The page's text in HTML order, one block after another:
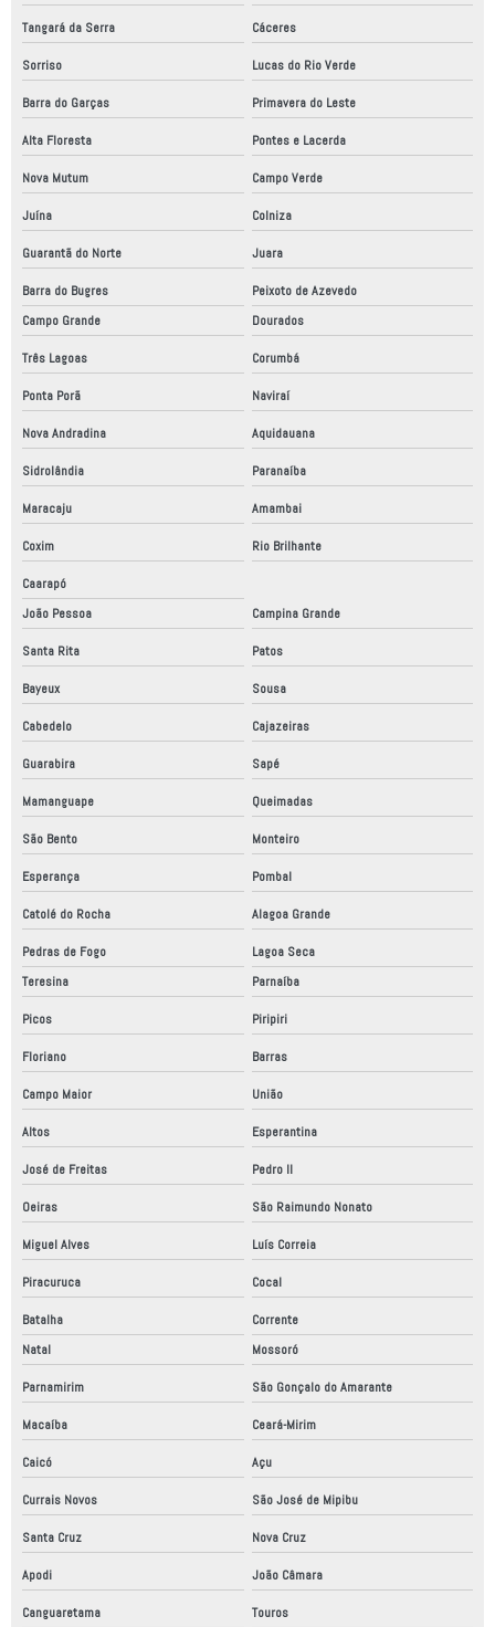
Tangará da Serra Cáceres
Sorriso Lucas do Rio Verde
Barra do Garças Primavera do Leste
Alta Floresta Pontes e Lacerda
Nova Mutum Campo Verde
Juína Colniza
Guarantã do Norte Juara
Barra do Bugres
Peixoto de Azevedo
Campo Grande
Dourados
Três Lagoas Corumbá
Ponta Porã Naviraí
Nova Andradina Aquidauana
Sidrolândia Paranaíba
Maracaju Amambai
Coxim Rio Brilhante
Caarapó
João Pessoa
Campina Grande
Santa Rita Patos
Bayeux Sousa
Cabedelo Cajazeiras
Guarabira Sapé
Mamanguape Queimadas
São Bento Monteiro
Esperança Pombal
Catolé do Rocha Alagoa Grande
Pedras de Fogo
Lagoa Seca
Teresina
Parnaíba
Picos Piripiri
Floriano Barras
Campo Maior União
Altos Esperantina
José de Freitas Pedro II
Oeiras São Raimundo Nonato
Miguel Alves Luís Correia
Piracuruca Cocal
Batalha
Corrente
Natal
Mossoró
Parnamirim São Gonçalo do Amarante
Macaíba Ceará-Mirim
Caicó Açu
Currais Novos São José de Mipibu
Santa Cruz Nova Cruz
Apodi João Câmara
Canguaretama Touros